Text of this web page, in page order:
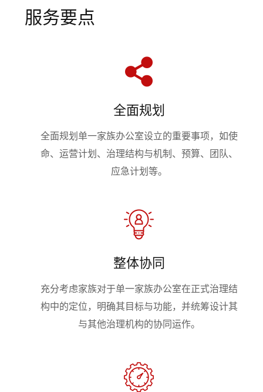
服务要点
全面规划
全面规划单一家族办公室设立的重要事项，如使
命、运营计划、治理结构与机制、预算、团队、
应急计划等。
整体协同
充分考虑家族对于单一家族办公室在正式治理结
构中的定位，明确其目标与功能，并统筹设计其
与其他治理机构的协同运作。